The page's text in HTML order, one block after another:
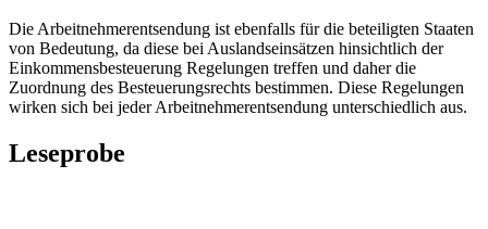
Die Arbeitnehmerentsendung ist ebenfalls für die beteiligten Staaten
von Bedeutung, da diese bei Auslandseinsätzen hinsichtlich der
Einkommensbesteuerung Regelungen treffen und daher die
Zuordnung des Besteuerungsrechts bestimmen. Diese Regelungen
wirken sich bei jeder Arbeitnehmerentsendung unterschiedlich aus.
Leseprobe